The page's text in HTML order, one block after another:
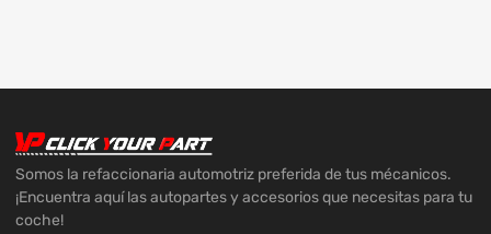
Somos la refaccionaria automotriz preferida de tus mécanicos.
¡Encuentra aquí las autopartes y accesorios que necesitas para tu
coche!